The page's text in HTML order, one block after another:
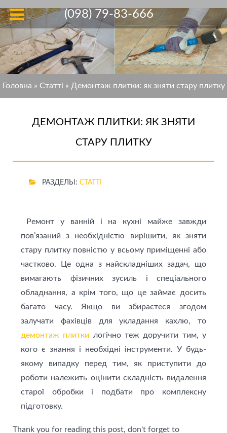
Головна » Статті » Демонтаж плитки: як зняти стару плитку
ДЕМОНТАЖ ПЛИТКИ: ЯК ЗНЯТИ
СТАРУ ПЛИТКУ
РАЗДЕЛЫ: СТАТТІ
Ремонт у ванній і на кухні майже завжди
пов’язаний з необхідністю вирішити, як зняти
стару плитку повністю у всьому приміщенні або
частково. Це одна з найскладніших задач, що
вимагають фізичних зусиль і спеціального
обладнання, а крім того, що це займає досить
багато часу. Якщо ви збираєтеся згодом
залучати фахівців для укладання кахлю, то
демонтаж плитки логічно теж доручити тим, у
кого є знання і необхідні інструменти. У будь-
якому випадку перед тим, як приступити до
роботи належить оцінити складність видалення
старої обробки і подбати про комплексну
підготовку.
Thank you for reading this post, don't forget to
(098) 79-83-666